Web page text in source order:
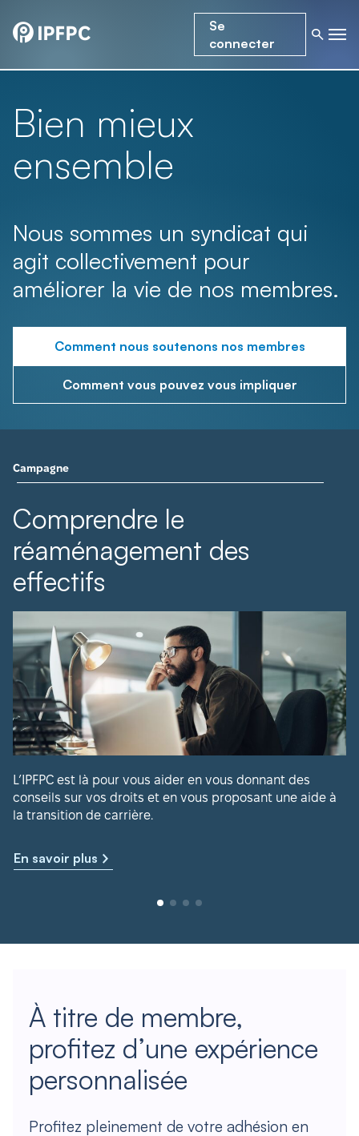
Se
connecter
Bien mieux
ensemble
Nous sommes un syndicat qui
agit collectivement pour
améliorer la vie de nos membres.
Comment nous soutenons nos membres
Comment vous pouvez vous impliquer
Campagne
Comprendre le
réaménagement des
effectifs
L’IPFPC est là pour vous aider en vous donnant des
conseils sur vos droits et en vous proposant une aide à
la transition de carrière.
En savoir plus
À titre de membre,
profitez d’une expérience
personnalisée
Profitez pleinement de votre adhésion en